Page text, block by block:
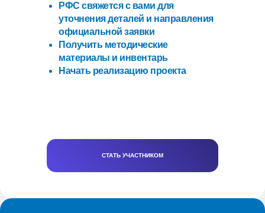
РФС свяжется с вами для
уточнения деталей и направления
официальной заявки
Получить методические
материалы и инвентарь
Начать реализацию проекта
СТАТЬ УЧАСТНИКОМ